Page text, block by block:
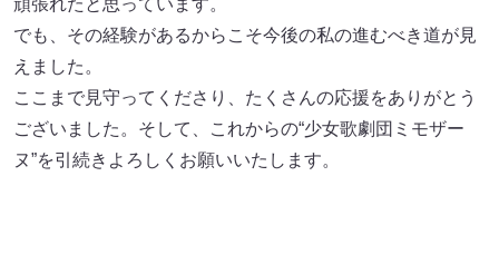
でも、その経験があるからこそ今後の私の進むべき道が見
えました。
ここまで見守ってくださり、たくさんの応援をありがとう
ございました。そして、これからの“少女歌劇団ミモザー
ヌ”を引続きよろしくお願いいたします。